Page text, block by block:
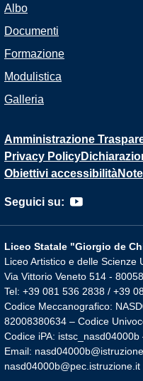
Albo
Documenti
Formazione
Modulistica
Galleria
Amministrazione
Privacy Policy
Obiettivi accessibilità
Seguici su:
Liceo Statale "Giorgio de
Liceo Artistico e delle Scienze
Via Vittorio Veneto 514 -
Tel: +39 081 536 2838 / +39
Codice Meccanografico:
82008380634 – Codice
Codice iPA: istsc_nasd04000b
Email:
nasd04000b@pec.istruzione.it